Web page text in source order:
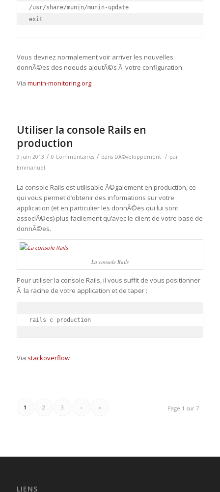
/usr/share/munin/munin-update
exit
Vous devriez normalement voir arriver les nouvelles
donnÃ©es des noeuds ajoutÃ©s Ã votre configuration.
Via munin-monitoring.org
Utiliser la console Rails en
production
9 juin 2013 / 0 Commentaires / dans DÃ©veloppement / par
Emmanuel
La console Rails est utilisable Ã©galement en production, ce
qui vous permet d’obtenir des informations sur votre
application (et en particulier les donnÃ©es qui lui sont
associÃ©es) plus facilement qu’avec le client de votre base de
donnÃ©es.
La console Rails
Pour utiliser la console Rails, il vous suffit de vous positionner
Ã la racine de votre application et de taper :
rails c production
Via stackoverflow
Page 1 sur 7
1 2 3 › »
LIENS